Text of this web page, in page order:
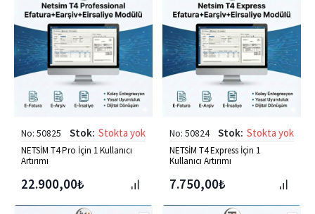
No: 50825 Stok: Stokta yok
NETSİM T4 Pro İçin 1 Kullanıcı
Artırımı
22.900,00₺
No: 50824 Stok: Stokta yok
NETSİM T4 Express İçin 1
Kullanıcı Artırımı
7.750,00₺